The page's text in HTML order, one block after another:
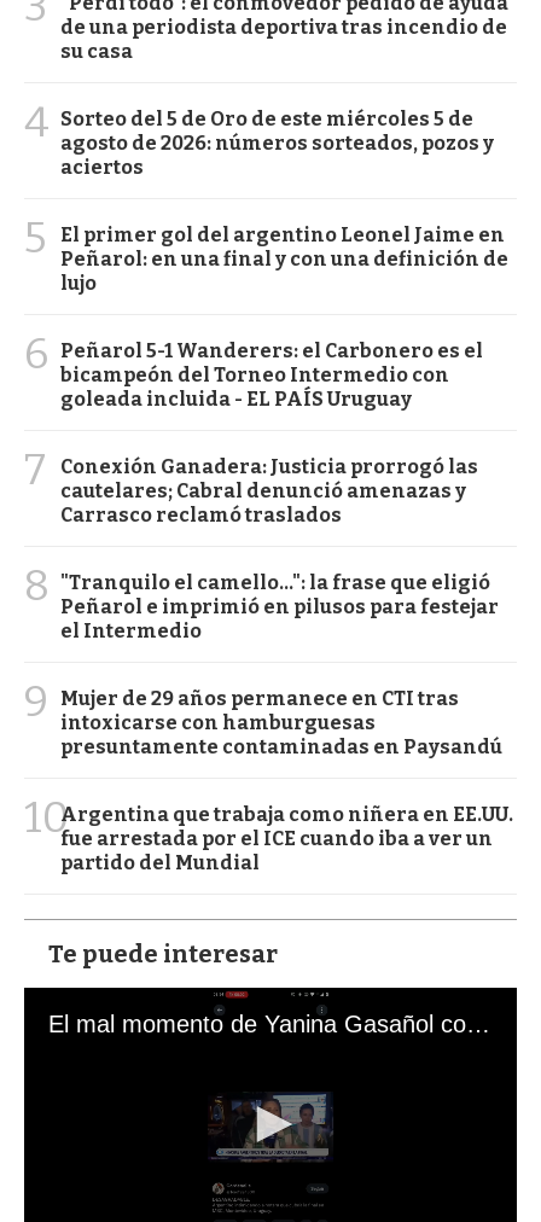
de una periodista deportiva tras incendio de
su casa
4 Sorteo del 5 de Oro de este miércoles 5 de
agosto de 2026: números sorteados, pozos y
aciertos
5
El primer gol del argentino Leonel Jaime en
Peñarol: en una final y con una definición de
lujo
6
Peñarol 5-1 Wanderers: el Carbonero es el
bicampeón del Torneo Intermedio con
goleada incluida - EL PAÍS Uruguay
7
Conexión Ganadera: Justicia prorrogó las
cautelares; Cabral denunció amenazas y
Carrasco reclamó traslados
8
"Tranquilo el camello...": la frase que eligió
Peñarol e imprimió en pilusos para festejar
el Intermedio
9
Mujer de 29 años permanece en CTI tras
intoxicarse con hamburguesas
presuntamente contaminadas en Paysandú
10Argentina que trabaja como niñera en EE.UU.
fue arrestada por el ICE cuando iba a ver un
partido del Mundial
Te puede interesar
El mal momento de Yanina Gasañol con un hincha argentino en "Subrayado"